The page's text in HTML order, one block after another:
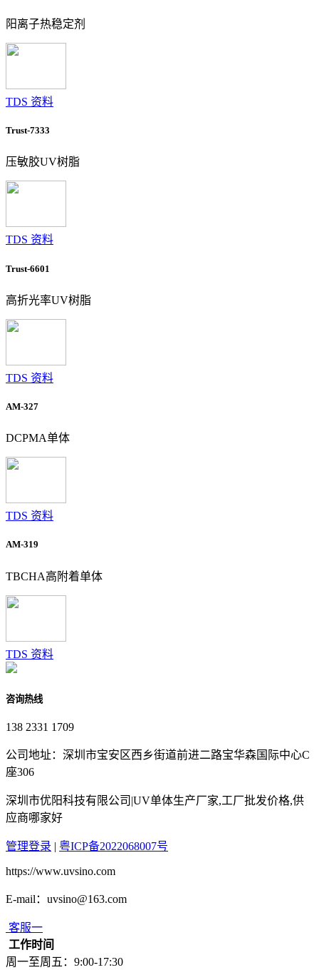
阳离子热稳定剂
TDS 资料
Trust-7333
压敏胶UV树脂
TDS 资料
Trust-6601
高折光率UV树脂
TDS 资料
AM-327
DCPMA单体
TDS 资料
AM-319
TBCHA高附着单体
TDS 资料
咨询热线
138 2331 1709
公司地址：深圳市宝安区西乡街道前进二路宝华森国际中心C
座306
深圳市优阳科技有限公司|UV单体生产厂家,工厂批发价格,供
应商哪家好
管理登录 | 粤ICP备2022068007号
https://www.uvsino.com
E-mail：uvsino@163.com
客服一
工作时间
周一至周五：9:00-17:30